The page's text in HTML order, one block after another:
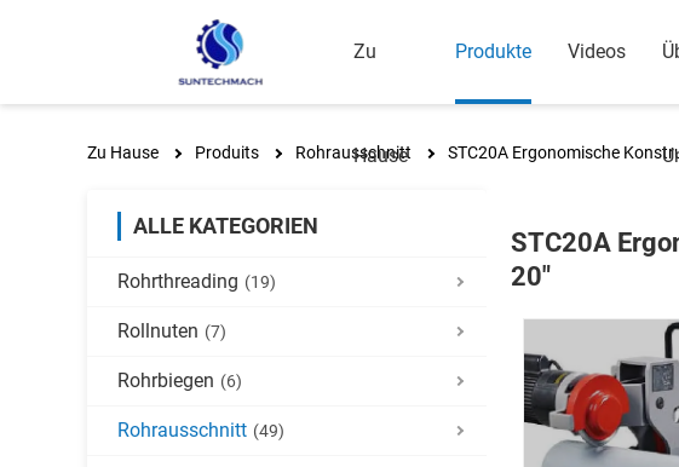
Zu
Hause
Produkte Videos
Zu Hause Produits Rohrausschnitt STC20A Ergonomische
ALLE KATEGORIEN
Rohrthreading (19)
Rollnuten (7)
Rohrbiegen (6)
Rohrausschnitt (49)
STC20A
20"